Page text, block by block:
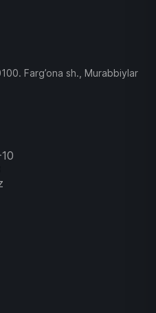
Farg’ona sh., Murabbiylar